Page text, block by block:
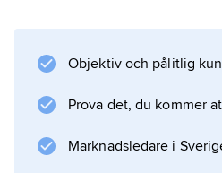
Natur
Befolkning
Objektiv och pålitlig
Prova det, du kommer
Marknadsledare i